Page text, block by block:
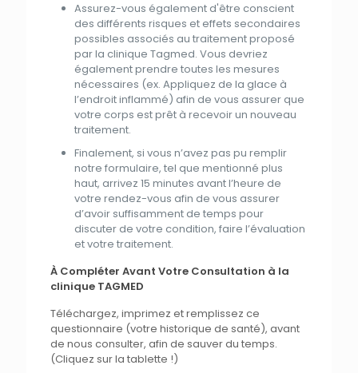
Assurez-vous également d'être conscient
des différents risques et effets secondaires
possibles associés au traitementproposé
parla clinique Tagmed. Vous devriez
également prendre toutes les mesures
nécessaires (ex. Appliquez de la glace à
l’endroit inflammé) afin de vous assurer que
votre corps est prêt à recevoir un nouveau
traitement.
Finalement, si vous n’avez pas pu remplir
notre formulaire, tel que mentionné plus
haut, arrivez 15 minutes avant l’heure de
votre rendez-vous afin de vous assurer
d’avoir suffisamment de temps pour
discuter de votre condition, faire l’évaluation
etvotre traitement.
À Compléter Avant Votre Consultation à la
clinique TAGMED
Téléchargez, imprimez etremplissez ce
questionnaire (votre historique de santé), avant
de nous consulter, afin de sauver du temps.
(Cliquez surla tablette !)